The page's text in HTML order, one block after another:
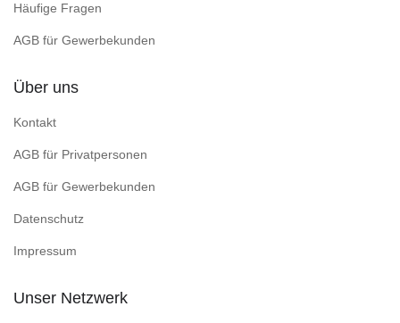
Häufige Fragen
AGB für Gewerbekunden
Über uns
Kontakt
AGB für Privatpersonen
AGB für Gewerbekunden
Datenschutz
Impressum
Unser Netzwerk